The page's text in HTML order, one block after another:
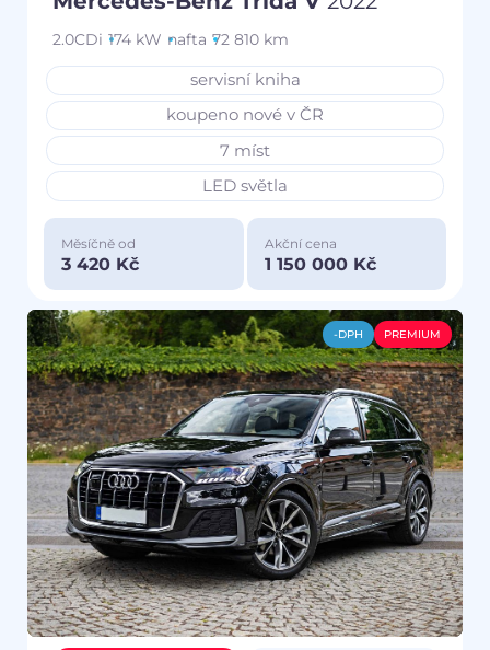
2.0CDi 174 kW nafta 72 810 km
servisní kniha
koupeno nové v ČR
7 míst
LED světla
Měsíčně od
3 420 Kč
Akční cena
1 150 000 Kč
-DPH PREMIUM